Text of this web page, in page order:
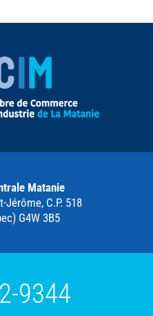
Matanie
Jérôme, C.P. 518
G4W 3B5
9344